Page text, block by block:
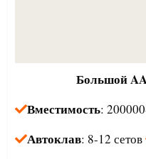
Большой
Вместимость:
Автоклав: 8-12 сетов